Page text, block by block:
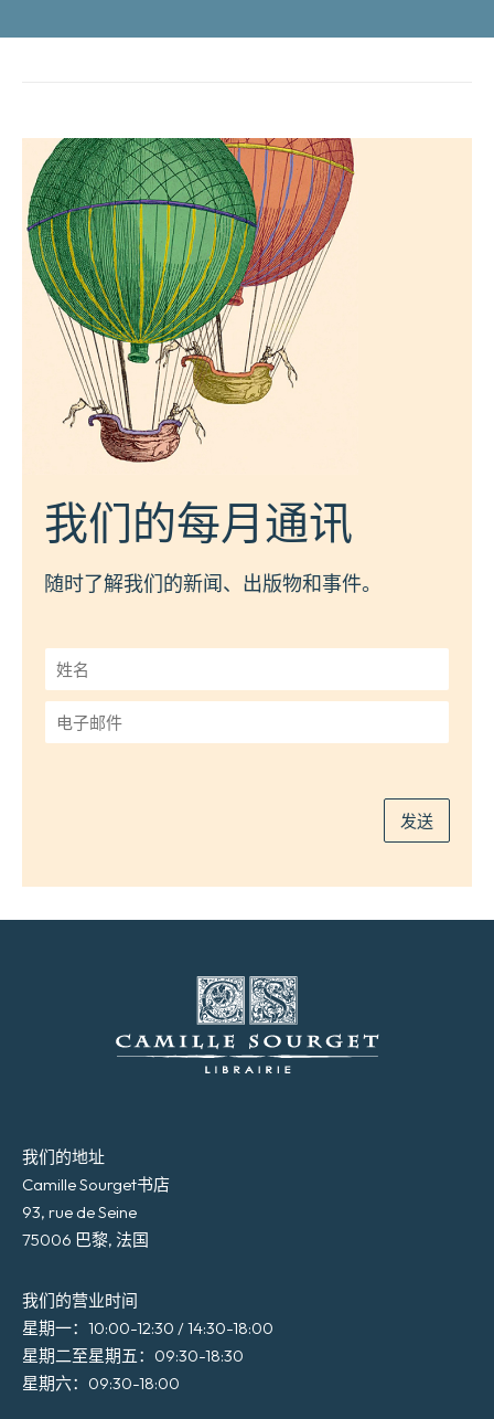
我们的每月通讯
随时了解我们的新闻、出版物和事件。
姓
名
*
子
发送
我们的地址
Camille Sourget书店
93, rue de Seine
75006 巴黎, 法国
我们的营业时间
星期一：10:00-12:30 / 14:30-18:00
星期二至星期五：09:30-18:30
星期六：09:30-18:00